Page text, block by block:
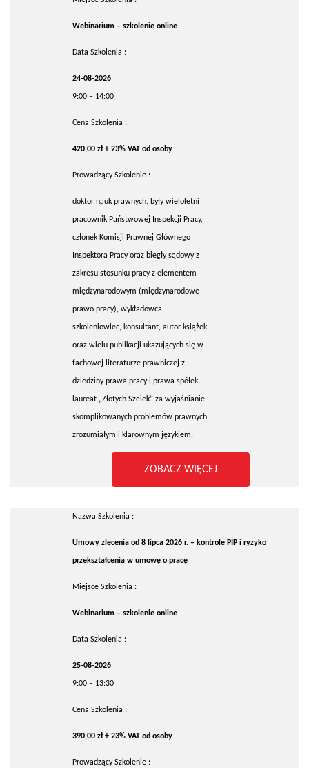
Webinarium – szkolenie online
Data Szkolenia :
24-08-2026
9:00 – 14:00
Cena Szkolenia :
420,00 zł + 23% VAT od osoby
Prowadzący Szkolenie :
doktor nauk prawnych, były wieloletni
pracownik Państwowej Inspekcji Pracy,
członek Komisji Prawnej Głównego
Inspektora Pracy oraz biegły sądowy z
zakresu stosunku pracy z elementem
międzynarodowym (międzynarodowe
prawo pracy), wykładowca,
szkoleniowiec, konsultant, autor książek
oraz wielu publikacji ukazujących się w
fachowej literaturze prawniczej z
dziedziny prawa pracy i prawa spółek,
laureat „Złotych Szelek” za wyjaśnianie
skomplikowanych problemów prawnych
zrozumiałym i klarownym językiem.
ZOBACZ WIĘCEJ
Nazwa Szkolenia :
Umowy zlecenia od 8 lipca 2026 r. – kontrole PIP i ryzyko
przekształcenia w umowę o pracę
Miejsce Szkolenia :
Webinarium – szkolenie online
Data Szkolenia :
25-08-2026
9:00 – 13:30
Cena Szkolenia :
390,00 zł + 23% VAT od osoby
Prowadzący Szkolenie :